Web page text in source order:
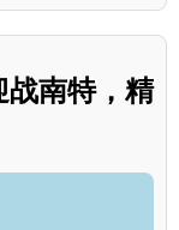
战南特，精